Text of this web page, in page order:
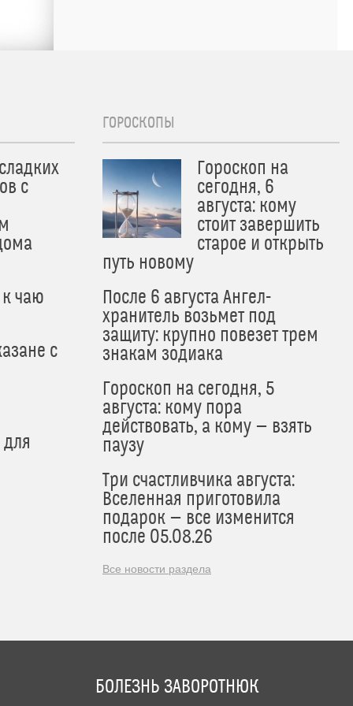
с
чаю
с
ГОРОСКОПЫ
Гороскоп на
сегодня, 6
августа: кому
стоит завершить
старое и открыть
путь новому
После 6 августа Ангел-
хранитель возьмет под
защиту: крупно повезет трем
знакам зодиака
Гороскоп на сегодня, 5
августа: кому пора
действовать, а кому — взять
паузу
Три счастливчика августа:
Вселенная приготовила
подарок — все изменится
после 05.08.26
Все новости раздела
БОЛЕЗНЬ ЗАВОРОТНЮК